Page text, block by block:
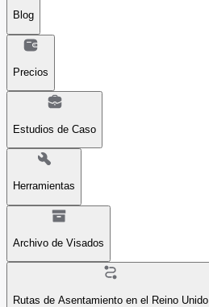
Blog
Precios
Estudios de Caso
Herramientas
Archivo de Visados
Rutas de Asentamiento en el Reino Unido